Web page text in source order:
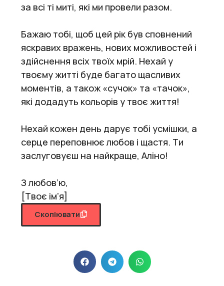
за всі ті миті, які ми провели разом.
Бажаю тобі, щоб цей рік був сповнений
яскравих вражень, нових можливостей і
здійснення всіх твоїх мрій. Нехай у
твоєму житті буде багато щасливих
моментів, а також «сучок» та «тачок»,
які додадуть кольорів у твоє життя!
Нехай кожен день дарує тобі усмішки, а
серце переповнює любов і щастя. Ти
заслуговуєш на найкраще, Аліно!
З любов’ю,
[Твоє ім’я]
Скопіювати